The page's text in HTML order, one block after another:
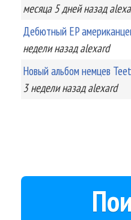
месяца 5 днейназад
Дебютный EP
неделиназад alexard
Новый альбом немцев
3 неделиназад alexard